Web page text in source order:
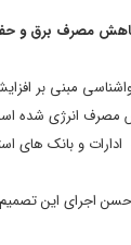
کاهش مصرف برق و
اجرای این